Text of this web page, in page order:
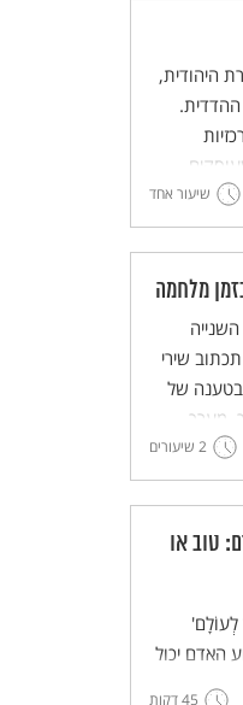
היהודית,
מבוסס
בת זמננו.
שיעור אחד
מלחמה
שירי
בטענה של
מערך
2 שיעורים
טוב או
האדם יכול
45 דקות